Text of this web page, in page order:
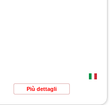
Più dettagli